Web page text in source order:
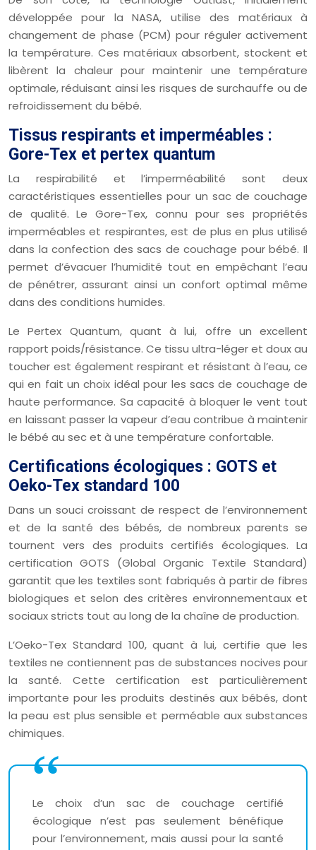
développée pour la NASA, utilise des matériaux à
changement de phase (PCM) pour réguler activement
la température. Ces matériaux absorbent, stockent et
libèrent la chaleur pour maintenir une température
optimale, réduisant ainsi les risques de surchauffe ou de
refroidissement du bébé.
Tissus respirants et imperméables :
Gore-Tex et pertex quantum
La respirabilité et l’imperméabilité sont deux
caractéristiques essentielles pour un sac de couchage
de qualité. Le Gore-Tex, connu pour ses propriétés
imperméables et respirantes, est de plus en plus utilisé
dans la confection des sacs de couchage pour bébé. Il
permet d’évacuer l’humidité tout en empêchant l’eau
de pénétrer, assurant ainsi un confort optimal même
dans des conditions humides.
Le Pertex Quantum, quant à lui, offre un excellent
rapport poids/résistance. Ce tissu ultra-léger et doux au
toucher est également respirant et résistant à l’eau, ce
qui en fait un choix idéal pour les sacs de couchage de
haute performance. Sa capacité à bloquer le vent tout
en laissant passer la vapeur d’eau contribue à maintenir
le bébé au sec et à une température confortable.
Certifications écologiques : GOTS et
Oeko-Tex standard 100
Dans un souci croissant de respect de l’environnement
et de la santé des bébés, de nombreux parents se
tournent vers des produits certifiés écologiques. La
certification GOTS (Global Organic Textile Standard)
garantit que les textiles sont fabriqués à partir de fibres
biologiques et selon des critères environnementaux et
sociaux stricts tout au long de la chaîne de production.
L’Oeko-Tex Standard 100, quant à lui, certifie que les
textiles ne contiennent pas de substances nocives pour
la santé. Cette certification est particulièrement
importante pour les produits destinés aux bébés, dont
la peau est plus sensible et perméable aux substances
chimiques.
Le choix d’un sac de couchage certifié
écologique n’est pas seulement bénéfique
pour l’environnement, mais aussi pour la santé